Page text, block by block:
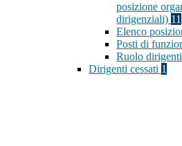
posizione
dirigenziali) 11
Elenco
Posti di
Ruolo dirigenti
Dirigenti cessati 1